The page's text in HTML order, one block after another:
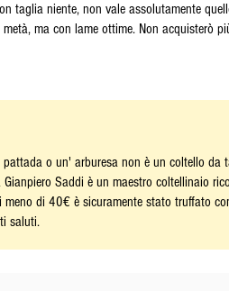
taglia niente, non vale assolutamente
ma con lame ottime. Non acquisterò
o un' arburesa non è un coltello
Saddi è un maestro coltellinaio
di 40€ è sicuramente stato truffato
saluti.